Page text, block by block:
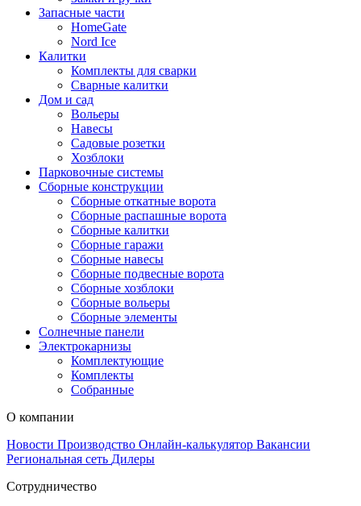
Запасные части
HomeGate
Nord Ice
Калитки
Комплекты для сварки
Сварные калитки
Дом и сад
Вольеры
Навесы
Садовые розетки
Хозблоки
Парковочные системы
Сборные конструкции
Сборные откатные ворота
Сборные распашные ворота
Сборные калитки
Сборные гаражи
Сборные навесы
Сборные подвесные ворота
Сборные хозблоки
Сборные вольеры
Сборные элементы
Солнечные панели
Электрокарнизы
Комплектующие
Комплекты
Собранные
О компании
Новости Производство Онлайн-калькулятор Вакансии
Региональная сеть Дилеры
Сотрудничество